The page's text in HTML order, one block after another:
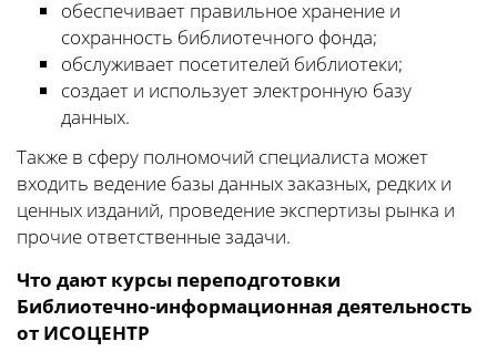
обеспечивает правильное хранение и
сохранность библиотечного фонда;
обслуживает посетителей библиотеки;
создает и использует электронную базу
данных.
Также в сферу полномочий специалиста может
входить ведение базы данных заказных, редких и
ценных изданий, проведение экспертизы рынка и
прочие ответственные задачи.
Что дают курсы переподготовки
Библиотечно-информационная деятельность
от ИСОЦЕНТР